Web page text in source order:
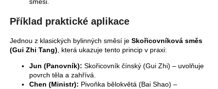
směsi.
Příklad praktické aplikace
Jednou z klasických bylinných směsí je Skořicovníková směs
(Gui Zhi Tang), která ukazuje tento princip v praxi:
Jun (Panovník): Skořicovník čínský (Gui Zhi) – uvolňuje
povrch těla a zahřívá.
Chen (Ministr): Pivoňka bělokvětá (Bai Shao) –
SHEN
BYLINNÁ
ESENCE
TČM